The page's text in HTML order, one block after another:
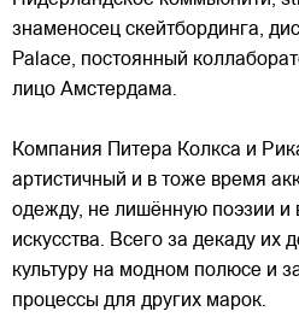
знаменосец скейтбординга,
Palace, постоянный
лицо Амстердама.
Компания Питера Колкса и
артистичный и в тоже время
одежду, не лишённую поэзии и
искусства. Всего за декаду их
культуру на модном полюсе и
процессы для других марок.